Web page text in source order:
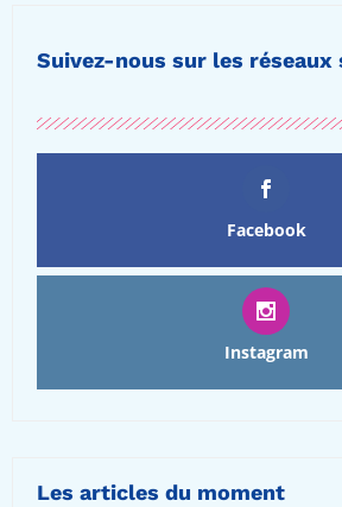
Suivez-nous sur les réseaux
Facebook
Instagram
Les articles du moment